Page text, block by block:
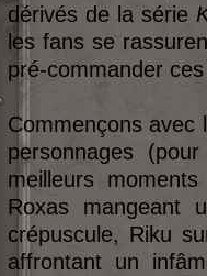
dérivés de la série
les fans se
pré-commander
Commençons avec
personnages
meilleurs
Roxas
crépuscule, Riku
affrontant un